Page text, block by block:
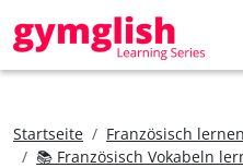
Startseite
Französisch lernen
📚 Französisch Vokabeln